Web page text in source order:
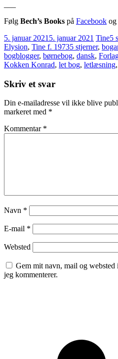
Følg Bech’s Books på Facebook og
5. januar 2021 5. januar 2021 Tine5
Elysion, Tine f. 19735 stjerner,
bogblogger, børnebog, dansk,
Kokken Konrad, let bog, letlæsning,
Skriv et svar
Din e-mailadresse vil ikke blive
markeret med *
Kommentar *
Navn *
E-mail *
Websted
Gem mit navn, mail og
jeg kommenterer.